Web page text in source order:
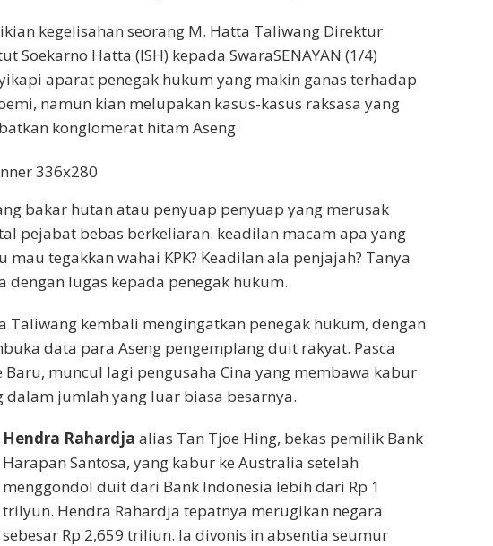
kegelisahan seorang M. Hatta Taliwang Direktur
Soekarno Hatta (ISH) kepada SwaraSENAYAN (1/4)
aparat penegak hukum yang makin ganas terhadap
namun kian melupakan kasus-kasus raksasa yang
konglomerat hitam Aseng.
bakar hutan atau penyuap penyuap yang merusak
pejabat bebas berkeliaran. keadilan macam apa yang
mau tegakkan wahai KPK? Keadilan ala penjajah? Tanya
dengan lugas kepada penegak hukum.
Taliwang kembali mengingatkan penegak hukum, dengan
data para Aseng pengemplang duit rakyat. Pasca
Baru, muncul lagi pengusaha Cina yang membawa kabur
dalam jumlah yang luar biasa besarnya.
Hendra Rahardja alias Tan Tjoe Hing, bekas pemilik Bank
Harapan Santosa, yang kabur ke Australia setelah
menggondol duit dari Bank Indonesia lebih dari Rp 1
trilyun. Hendra Rahardja tepatnya merugikan negara
sebesar Rp 2,659 triliun. Ia divonis in absentia seumur